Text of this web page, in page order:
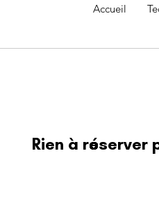
Accueil
Rien à réserver